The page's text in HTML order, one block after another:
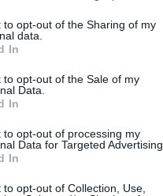
to opt-out of the Sharing of my
data.
In
to opt-out of the Sale of my
Data.
In
to opt-out of processing my
Data for Targeted Advertising.
In
to opt-out of Collection, Use,
Minka 12. rész